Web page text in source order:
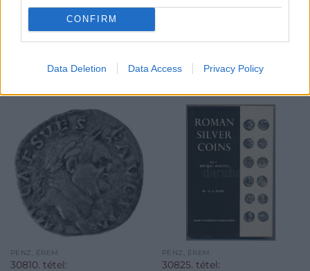
CONFIRM
Data Deletion Data Access Privacy Policy
PÉNZ, ÉREM
30810. tétel:
PÉNZ, ÉREM
30825. tétel: